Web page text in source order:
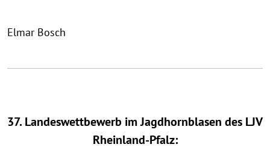
Elmar Bosch
37. Landeswettbewerb im Jagdhornblasen des LJV
Rheinland-Pfalz: